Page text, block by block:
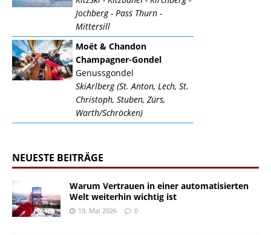
Jochberg - Pass Thurn -
Mittersill
Moët & Chandon
Champagner-Gondel
Genussgondel
SkiArlberg (St. Anton, Lech, St.
Christoph, Stuben, Zürs,
Warth/Schröcken)
NEUESTE BEITRÄGE
Warum Vertrauen in einer automatisierten
Welt weiterhin wichtig ist
19. Mai 2026 0